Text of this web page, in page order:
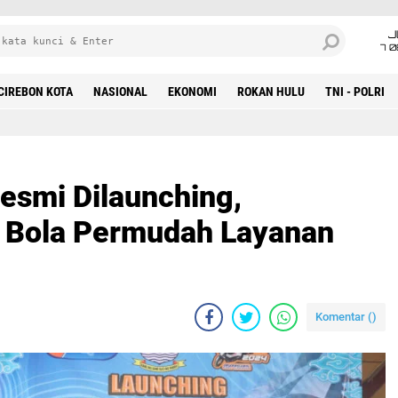
7
KOTA NASIONAL EKONOMI ROKAN HULU TNI - POLRI
Dilaunching,
Permudah Layanan
Komentar ()